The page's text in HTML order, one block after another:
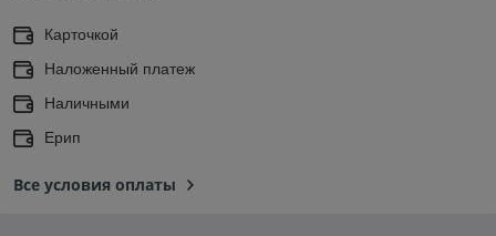
Карточкой
Наложенный платеж
Наличными
Ерип
Все условия оплаты